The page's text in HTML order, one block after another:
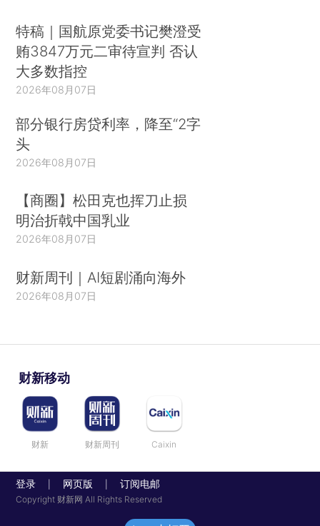
特稿｜国航原党委书记樊澄受
贿3847万元二审待宣判 否认
大多数指控
2026年08月07日
部分银行房贷利率，降至“2字
头
2026年08月07日
【商圈】松田克也挥刀止损
明治折戟中国乳业
2026年08月07日
财新周刊｜AI短剧涌向海外
2026年08月07日
财新移动
财新 财新周刊 Caixin
登录 网页版 订阅电邮
Copyright 财新网 All Rights Reserved